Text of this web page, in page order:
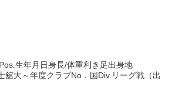
生年月日身長/体重利き足出身地
大～年度クラブNo．国Div.リーグ戦（出